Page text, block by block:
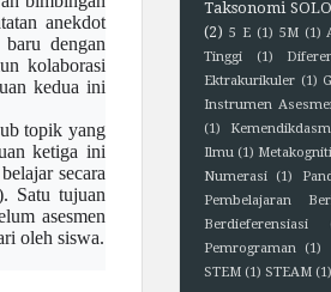
anekdot
dengan
kolaborasi
kedua ini
topik yang
ketiga ini
secara
Satu tujuan
asesmen
oleh siswa.
Taksonomi SOLO
(2) 5 E (1) 5M (1)
Tinggi
(1)
Ektrakurikuler (1)
Instrumen
(1)
Ilmu (1)
Numerasi
(1)
Pembelajaran
Berdieferensiasi
Pemrograman
(1)
STEM (1) STEAM (1)